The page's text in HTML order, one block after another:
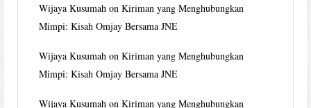
Wijaya Kusumah onKiriman yang Menghubungkan
Mimpi: Kisah Omjay Bersama JNE
Wijaya Kusumah onKiriman yang Menghubungkan
Mimpi: Kisah Omjay Bersama JNE
Wijaya Kusumah onKiriman yang Menghubungkan